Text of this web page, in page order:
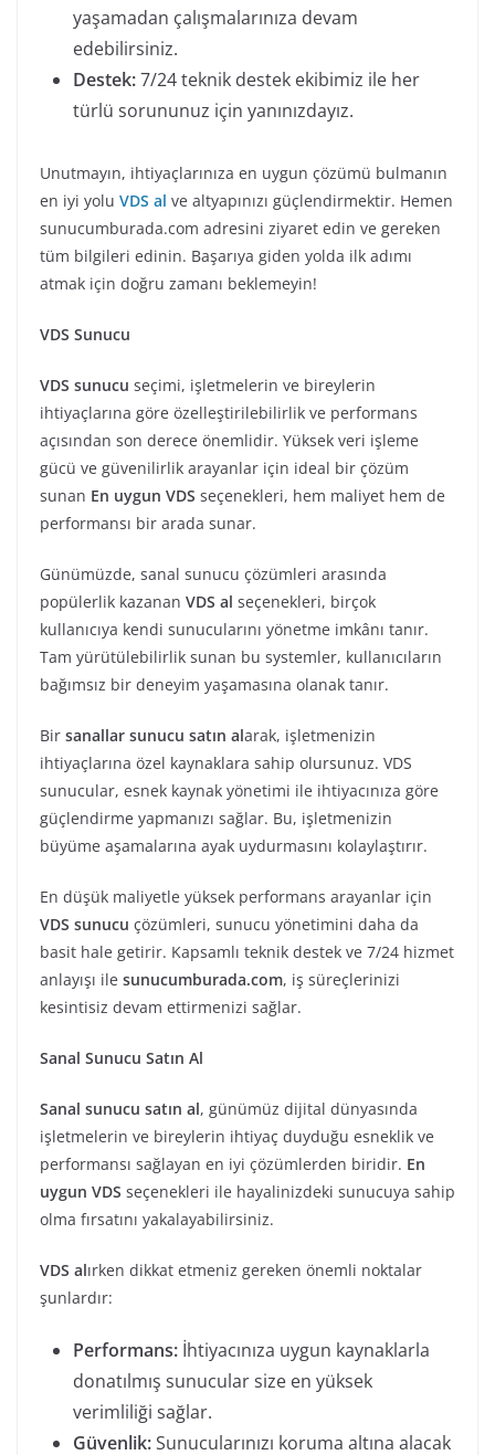
yaşamadan çalışmalarınıza devam
edebilirsiniz.
Destek:7/24 teknik destek ekibimiz ile her
türlü sorununuz için yanınızdayız.
Unutmayın, ihtiyaçlarınıza en uygun çözümü bulmanın
en iyi yolu VDS al ve altyapınızı güçlendirmektir. Hemen
sunucumburada.com adresini ziyaret edin ve gereken
tüm bilgileri edinin. Başarıya giden yolda ilk adımı
atmak için doğru zamanı beklemeyin!
VDS Sunucu
VDS sunucu seçimi, işletmelerin ve bireylerin
ihtiyaçlarına göre özelleştirilebilirlik ve performans
açısından son derece önemlidir. Yüksek veri işleme
gücü ve güvenilirlik arayanlar için ideal bir çözüm
sunan En uygun VDS seçenekleri, hem maliyet hem de
performansı bir arada sunar.
Günümüzde, sanal sunucu çözümleri arasında
popülerlik kazanan VDS al seçenekleri, birçok
kullanıcıya kendi sunucularını yönetme imkânı tanır.
Tam yürütülebilirlik sunan bu systemler, kullanıcıların
bağımsız bir deneyim yaşamasına olanak tanır.
Bir sanallar sunucu satın alarak, işletmenizin
ihtiyaçlarına özel kaynaklara sahip olursunuz. VDS
sunucular, esnek kaynak yönetimi ile ihtiyacınıza göre
güçlendirme yapmanızı sağlar. Bu, işletmenizin
büyüme aşamalarına ayak uydurmasını kolaylaştırır.
En düşük maliyetle yüksek performans arayanlar için
VDS sunucu çözümleri, sunucu yönetimini daha da
basit hale getirir. Kapsamlı teknik destek ve 7/24 hizmet
anlayışı ile sunucumburada.com, iş süreçlerinizi
kesintisiz devam ettirmenizi sağlar.
Sanal Sunucu Satın Al
Sanal sunucu satın al, günümüz dijital dünyasında
işletmelerin ve bireylerin ihtiyaç duyduğu esneklik ve
performansı sağlayan en iyi çözümlerden biridir. En
uygun VDS seçenekleri ile hayalinizdeki sunucuya sahip
olma fırsatını yakalayabilirsiniz.
VDS alırken dikkat etmeniz gereken önemli noktalar
şunlardır:
Performans: İhtiyacınıza uygun kaynaklarla
donatılmış sunucular size en yüksek
verimliliği sağlar.
Güvenlik:Sunucularınızı koruma altına alacak